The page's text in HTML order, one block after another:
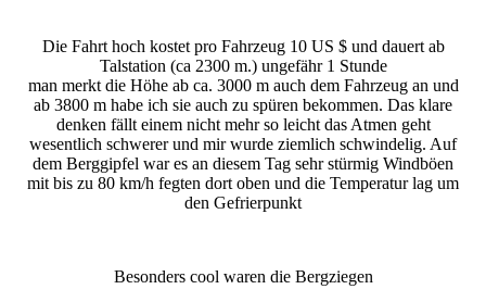
Die Fahrt hoch kostet pro Fahrzeug 10 US $ und dauert ab
Talstation (ca 2300 m.) ungefähr 1 Stunde
man merkt die Höhe ab ca. 3000 m auch dem Fahrzeug an und
ab 3800 m habe ich sie auch zu spüren bekommen. Das klare
denken fällt einem nicht mehr so leicht das Atmen geht
wesentlich schwerer und mir wurde ziemlich schwindelig. Auf
dem Berggipfel war es an diesem Tag sehr stürmig Windböen
mit bis zu 80 km/h fegten dort oben und die Temperatur lag um
den Gefrierpunkt
Besonders cool waren die Bergziegen